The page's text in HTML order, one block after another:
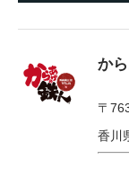
か
〒
香川